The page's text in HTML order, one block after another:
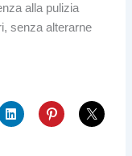
alla pulizia
senza alterarne